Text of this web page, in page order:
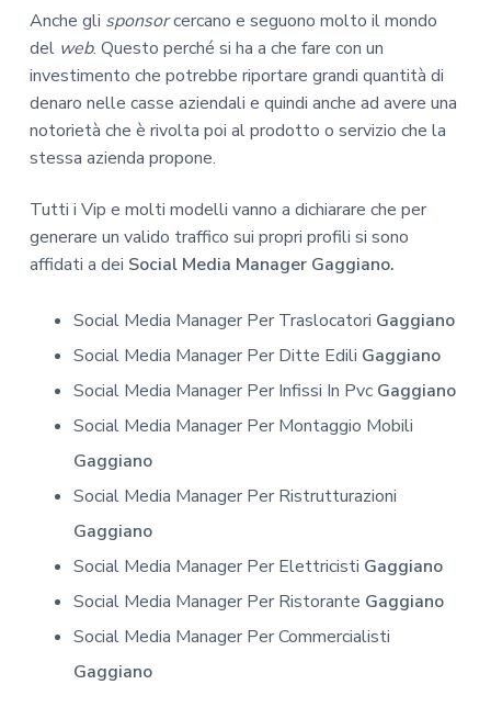
Anche gli sponsorcercano e seguono molto il mondo
del web. Questo perché si ha a che fare con un
investimento che potrebbe riportare grandi quantità di
denaro nelle casse aziendali e quindi anche ad avere una
notorietà che è rivolta poi al prodotto o servizio che la
stessa azienda propone.
Tutti i Vip e molti modelli vanno a dichiarare che per
generare un valido traffico sui propri profili si sono
affidati a dei Social Media Manager Gaggiano.
Social Media Manager Per Traslocatori Gaggiano
Social Media Manager Per Ditte Edili Gaggiano
Social Media Manager Per Infissi In Pvc Gaggiano
Social Media Manager Per Montaggio Mobili
Gaggiano
Social Media Manager Per Ristrutturazioni
Gaggiano
Social Media Manager Per Elettricisti Gaggiano
Social Media Manager Per Ristorante Gaggiano
Social Media Manager Per Commercialisti
Gaggiano